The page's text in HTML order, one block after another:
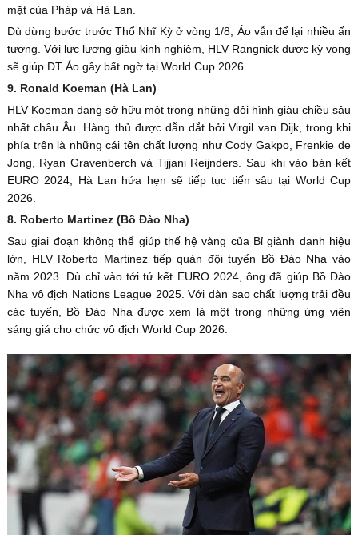
mặt của Pháp và Hà Lan.
Dù dừng bước trước Thổ Nhĩ Kỳ ở vòng 1/8, Áo vẫn để lại nhiều ấn
tượng. Với lực lượng giàu kinh nghiệm, HLV Rangnick được kỳ vọng
sẽ giúp ĐT Áo gây bất ngờ tại World Cup 2026.
9. Ronald Koeman (Hà Lan)
HLV Koeman đang sở hữu một trong những đội hình giàu chiều sâu
nhất châu Âu. Hàng thủ được dẫn dắt bởi Virgil van Dijk, trong khi
phía trên là những cái tên chất lượng như Cody Gakpo, Frenkie de
Jong, Ryan Gravenberch và Tijjani Reijnders. Sau khi vào bán kết
EURO 2024, Hà Lan hứa hẹn sẽ tiếp tục tiến sâu tại World Cup
2026.
8. Roberto Martinez (Bồ Đào Nha)
Sau giai đoạn không thể giúp thế hệ vàng của Bỉ giành danh hiệu
lớn, HLV Roberto Martinez tiếp quản đội tuyển Bồ Đào Nha vào
năm 2023. Dù chỉ vào tới tứ kết EURO 2024, ông đã giúp Bồ Đào
Nha vô địch Nations League 2025. Với dàn sao chất lượng trải đều
các tuyến, Bồ Đào Nha được xem là một trong những ứng viên
sáng giá cho chức vô địch World Cup 2026.